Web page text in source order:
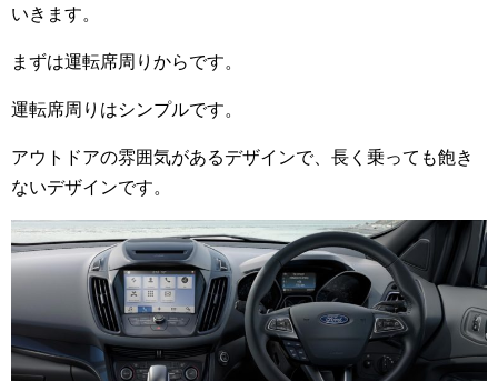
いきます。
まずは運転席周りからです。
運転席周りはシンプルです。
アウトドアの雰囲気があるデザインで、長く乗っても飽き
ないデザインです。